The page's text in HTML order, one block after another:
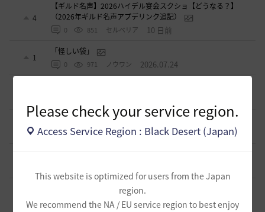
Please check your service region.
Access Service Region : Black Desert (Japan)
This website is optimized for users from the Japan
region.
We recommend the NA / EU service region to best enjoy
4
【ギルド名声】2026ハイデル宴会スクショ【どうなる？】
（2026年ギルド名声アプデリンク追記）
0 851 セルベリア 10 日前
1
「怪しい袋」
0 971 ノウワン 2026.07.24
1
週間イベントについて
1 769 マサ 2026.07.24
ベテラン＆ルーキー クーポン配布
ドーサやソーサレスの無敵踊りについて
0 820 無敵で踊り狂う女 2026.07.23